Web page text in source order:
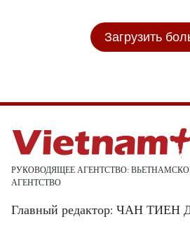
Загрузить
РУКОВОДЯЩЕЕ АГЕНТСТВО:
АГЕНТСТВО
Главный редактор: ЧАН ТИЕН